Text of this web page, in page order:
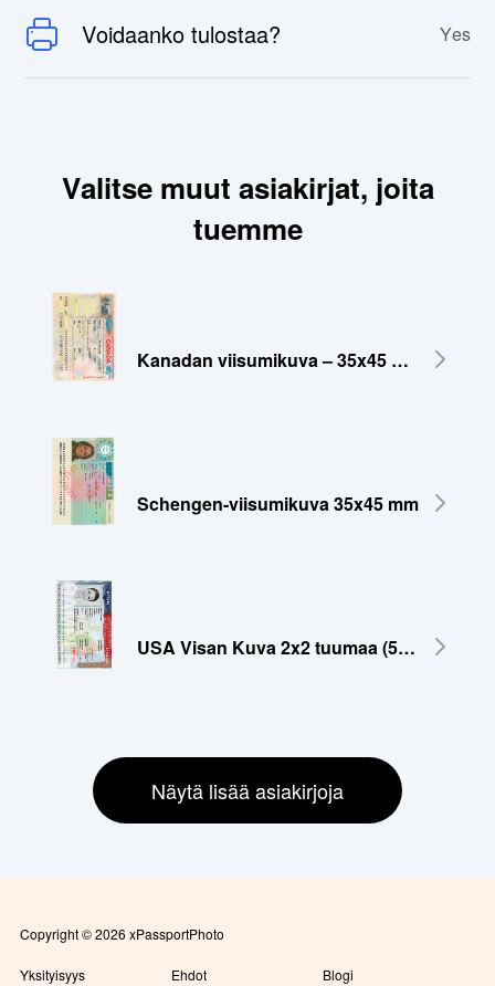
Voidaanko tulostaa? Yes
Valitse muut asiakirjat, joita
tuemme
Kanadan viisumikuva – 35x45 mm
Schengen-viisumikuva 35x45 mm
USA Visan Kuva 2x2 tuumaa (51x51 mm)
Näytä lisää asiakirjoja
Copyright © 2026 xPassportPhoto
Yksityisyys Ehdot Blogi